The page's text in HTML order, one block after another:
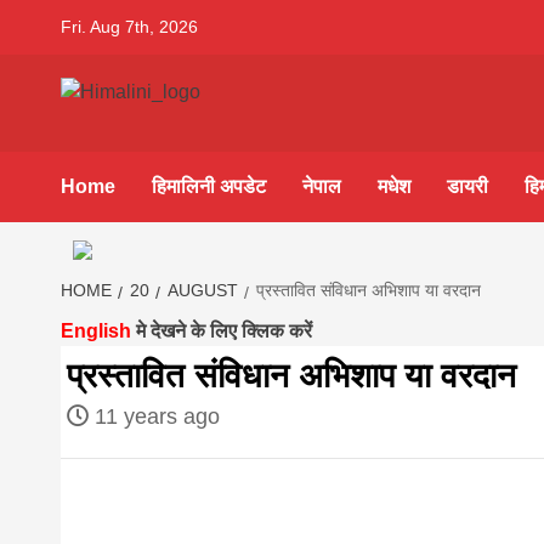
Fri. Aug 7th, 2026
hindi
||madhesh
first hindi
Home
हिमालिनी अपडेट नेपाल मधेश डायरी
HOME 20 AUGUST प्रस्तावित संविधान अभिशाप या वरदान
English मे देखने के लिए क्लिक करें
प्रस्तावित संविधान अभिशाप या वरदान
11 years ago